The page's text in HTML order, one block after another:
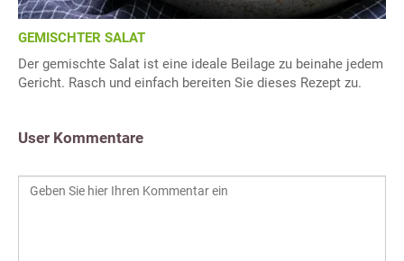
GEMISCHTER SALAT
Der gemischte Salat ist eine ideale Beilage zu beinahe jedem
Gericht. Rasch und einfach bereiten Sie dieses Rezept zu.
User Kommentare